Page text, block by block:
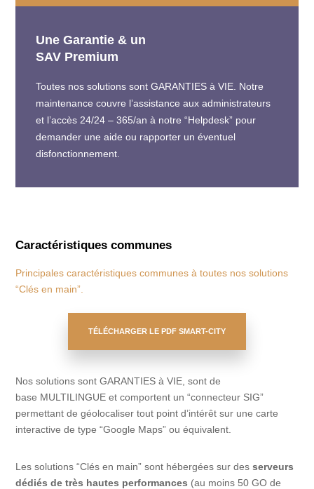
Une Garantie & un
SAV Premium
Toutes nos solutions sont GARANTIES à VIE. Notre
maintenance couvre l’assistance aux administrateurs
et l’accès 24/24 – 365/an à notre “Helpdesk” pour
demander une aide ou rapporter un éventuel
disfonctionnement.
Caractéristiques communes
Principales caractéristiques communes à toutes nos solutions
“Clés en main”.
TÉLÉCHARGER LE PDF SMART-CITY
Nos solutions sont GARANTIES à VIE, sont de
base MULTILINGUE et comportent un “connecteur SIG”
permettant de géolocaliser tout point d’intérêt sur une carte
interactive de type “Google Maps” ou équivalent.
Les solutions “Clés en main” sont hébergées sur desserveurs
dédiés de très hautes performances (au moins 50 GO de